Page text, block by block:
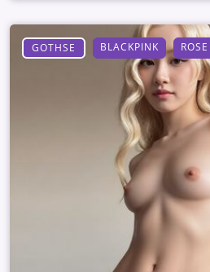
GOTHSE BLACKPINK ROSE